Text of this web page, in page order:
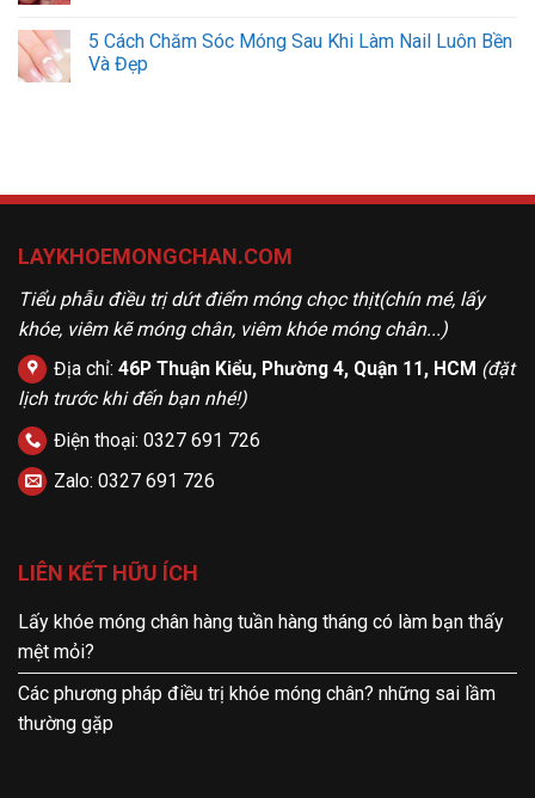
5 Cách Chăm Sóc Móng Sau Khi Làm Nail Luôn Bền
Và Đẹp
LAYKHOEMONGCHAN.COM
Tiểu phẫu điều trị dứt điểm móng chọc thịt(chín mé, lấy
khóe, viêm kẽ móng chân, viêm khóe móng chân...)
Địa chỉ: 46P Thuận Kiểu, Phường 4, Quận 11, HCM (đặt
lịch trước khi đến bạn nhé!)
Điện thoại: 0327 691 726
Zalo: 0327 691 726
LIÊN KẾT HỮU ÍCH
Lấy khóe móng chân hàng tuần hàng tháng có làm bạn thấy
mệt mỏi?
Các phương pháp điều trị khóe móng chân? những sai lầm
thường gặp